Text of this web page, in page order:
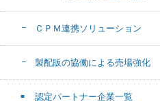
ＣＰＭ連携ソリューション
製配販の協働による売場強化
認定パートナー企業一覧